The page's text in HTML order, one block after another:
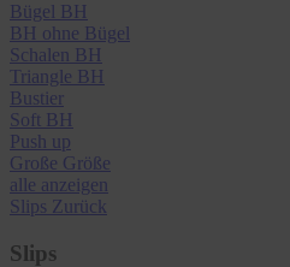
Bügel BH
BH ohne Bügel
Schalen BH
Triangle BH
Bustier
Soft BH
Push up
Große Größe
alle anzeigen
Slips Zurück
Slips